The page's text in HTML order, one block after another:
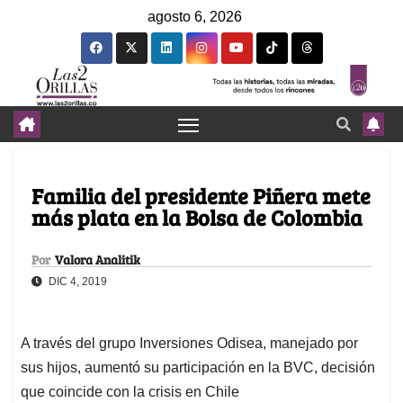
agosto 6, 2026
Familia del presidente Piñera mete
más plata en la Bolsa de Colombia
Por Valora Analitik
DIC 4, 2019
A través del grupo Inversiones Odisea, manejado por
sus hijos, aumentó su participación en la BVC, decisión
que coincide con la crisis en Chile